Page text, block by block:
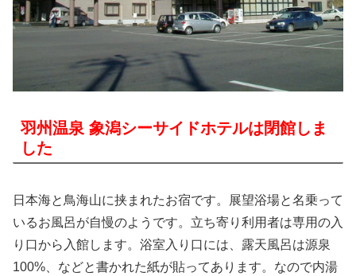
羽州温泉 象潟シーサイドホテルは閉館しま
した
日本海と鳥海山に挟まれたお宿です。展望浴場と名乗って
いるお風呂が自慢のようです。立ち寄り利用者は専用の入
り口から入館します。浴室入り口には、露天風呂は源泉
100%、などと書かれた紙が貼ってあります。なので内湯